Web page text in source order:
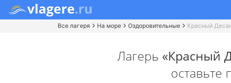
Все лагеря На море Оздоровительные Красный
Лагерь «Красный
оставьте